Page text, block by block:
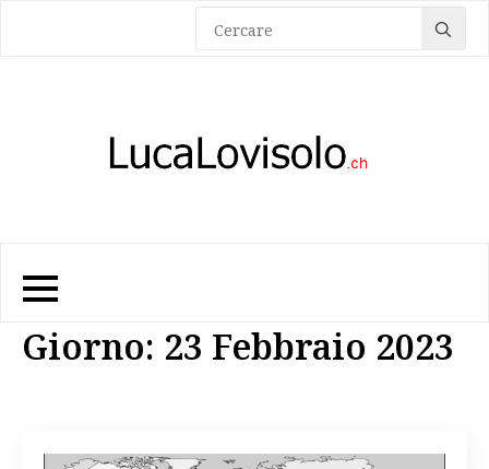
for:
Giorno: 23 Febbraio 2023